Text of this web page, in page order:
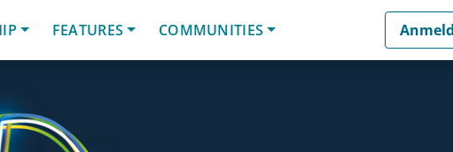
FEATURES COMMUNITIES